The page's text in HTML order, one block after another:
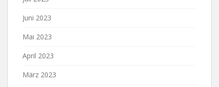
Juni 2023
Mai 2023
April 2023
März 2023